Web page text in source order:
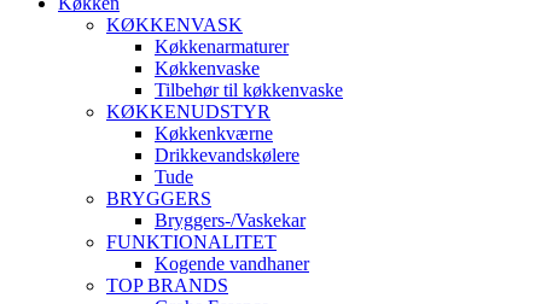
KØKKENVASK
Køkkenarmaturer
Køkkenvaske
Tilbehør til køkkenvaske
KØKKENUDSTYR
Køkkenkværne
Drikkevandskølere
Tude
BRYGGERS
Bryggers-/Vaskekar
FUNKTIONALITET
Kogende vandhaner
TOP BRANDS